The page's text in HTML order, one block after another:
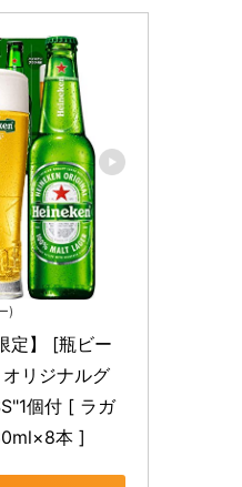
)
定】 [瓶ビー
リジナルグ
個付 [ ラガ
本 ]